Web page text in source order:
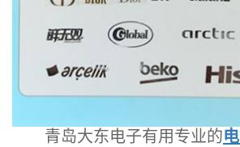
青岛大东电子有用专业的